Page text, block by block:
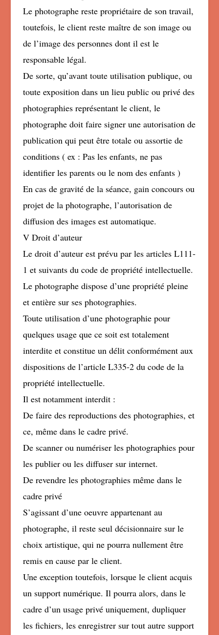
Le photographe reste propriétaire de son travail,
toutefois, le client reste maître de son image ou
de l’image des personnes dont il est le
responsable légal.
De sorte, qu’avant toute utilisation publique, ou
toute exposition dans un lieu public ou privé des
photographies représentant le client, le
photographe doit faire signer une autorisation de
publication qui peut être totale ou assortie de
conditions ( ex : Pas les enfants, ne pas
identifier les parents ou le nom des enfants )
En cas de gravité de la séance, gain concours ou
projet de la photographe, l’autorisation de
diffusion des images est automatique.
V Droit d’auteur
Le droit d’auteur est prévu par les articles L111-
1 et suivants du code de propriété intellectuelle.
Le photographe dispose d’une propriété pleine
et entière sur ses photographies.
Toute utilisation d’une photographie pour
quelques usage que ce soit est totalement
interdite et constitue un délit conformément aux
dispositions de l’article L335-2 du code de la
propriété intellectuelle.
Il est notamment interdit :
De faire des reproductions des photographies, et
ce, même dans le cadre privé.
De scanner ou numériser les photographies pour
les publier ou les diffuser sur internet.
De revendre les photographies même dans le
cadre privé
S’agissant d’une oeuvre appartenant au
photographe, il reste seul décisionnaire sur le
choix artistique, qui ne pourra nullement être
remis en cause par le client.
Une exception toutefois, lorsque le client acquis
un support numérique. Il pourra alors, dans le
cadre d’un usage privé uniquement, dupliquer
les fichiers, les enregistrer sur tout autre support